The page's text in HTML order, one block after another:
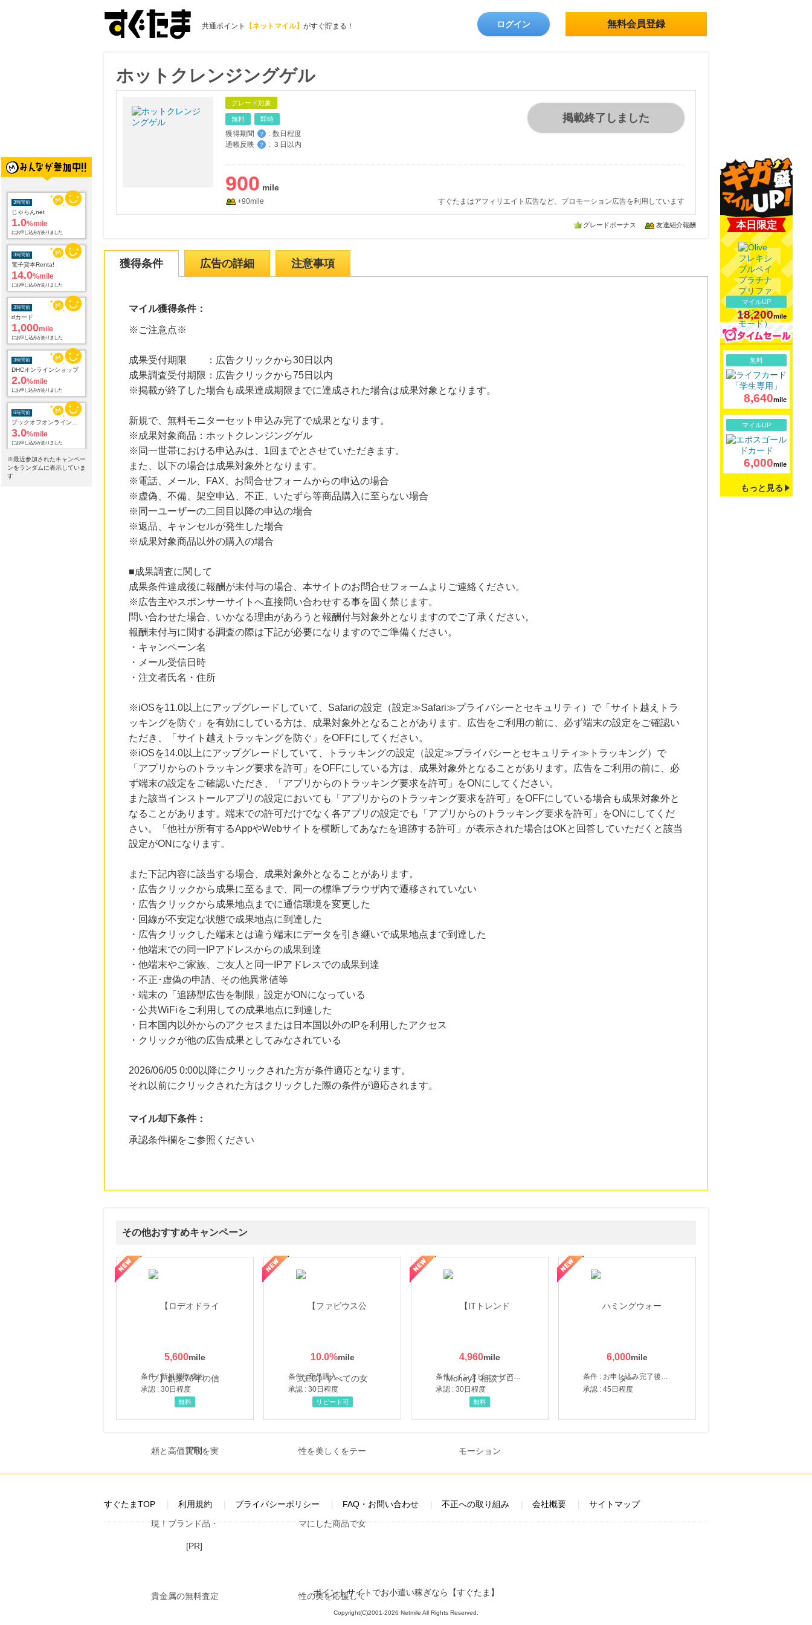
共通ポイント 【ネットマイル】 がすぐ貯まる！ ログイン 無料会員登録
3時間前
じゃらんnet
1.0%mile
にお申し込みがありました
3時間前
電子貸本Renta!
14.0%mile
にお申し込みがありました
3時間前
dカード
1,000mile
にお申し込みがありました
3時間前
DHCオンラインショップ
2.0%mile
にお申し込みがありました
6時間前
3.0%mile
にお申し込みがありました
13時間前
e87.com(千趣会イイハナ)
※最近参加されたキャンペー
ンをランダムに表示していま
す
ホットクレンジングゲル
グレード対象
無料 即時
獲得期間 ？ : 数日程度
通帳反映
？ : ３日以内
掲載終了しました
900
+90mile すぐたまはアフィリエイト広告など、プロモーション広告を利用しています
グレードボーナス 友達紹介報酬
獲得条件 広告の詳細 注意事項
マイル獲得条件：
※ご注意点※
成果受付期限 ：広告クリックから30日以内
成果調査受付期限：広告クリックから75日以内
※掲載が終了した場合も成果達成期限までに達成された場合は成果対象となります。
新規で、無料モニターセット申込み完了で成果となります。
※成果対象商品：ホットクレンジングゲル
※同一世帯における申込みは、1回までとさせていただきます。
また、以下の場合は成果対象外となります。
※電話、メール、FAX、お問合せフォームからの申込の場合
※虚偽、不備、架空申込、不正、いたずら等商品購入に至らない場合
※同一ユーザーの二回目以降の申込の場合
※返品、キャンセルが発生した場合
※成果対象商品以外の購入の場合
■成果調査に関して
成果条件達成後に報酬が未付与の場合、本サイトのお問合せフォームよりご連絡ください。
※広告主やスポンサーサイトへ直接問い合わせする事を固く禁じます。
問い合わせた場合、いかなる理由があろうと報酬付与対象外となりますのでご了承ください。
報酬未付与に関する調査の際は下記が必要になりますのでご準備ください。
・キャンペーン名
・メール受信日時
・注文者氏名・住所
※iOSを11.0以上にアップグレードしていて、Safariの設定（設定≫Safari≫プライバシーとセキュリティ）で「サイト越えトラ
ッキングを防ぐ」を有効にしている方は、成果対象外となることがあります。広告をご利用の前に、必ず端末の設定をご確認い
ただき、「サイト越えトラッキングを防ぐ」をOFFにしてください。
※iOSを14.0以上にアップグレードしていて、トラッキングの設定（設定≫プライバシーとセキュリティ≫トラッキング）で
「アプリからのトラッキング要求を許可」をOFFにしている方は、成果対象外となることがあります。広告をご利用の前に、必
ず端末の設定をご確認いただき、「アプリからのトラッキング要求を許可」をONにしてください。
また該当インストールアプリの設定においても「アプリからのトラッキング要求を許可」をOFFにしている場合も成果対象外と
なることがあります。端末での許可だけでなく各アプリの設定でも「アプリからのトラッキング要求を許可」をONにしてくだ
さい。「他社が所有するAppやWebサイトを横断してあなたを追跡する許可」が表示された場合はOKと回答していただくと該当
設定がONになります。
また下記内容に該当する場合、成果対象外となることがあります。
・広告クリックから成果に至るまで、同一の標準ブラウザ内で遷移されていない
・広告クリックから成果地点までに通信環境を変更した
・回線が不安定な状態で成果地点に到達した
・広告クリックした端末とは違う端末にデータを引き継いで成果地点まで到達した
・他端末での同一IPアドレスからの成果到達
・他端末やご家族、ご友人と同一IPアドレスでの成果到達
・不正･虚偽の申請、その他異常値等
・端末の「追跡型広告を制限」設定がONになっている
・公共WiFiをご利用しての成果地点に到達した
・日本国内以外からのアクセスまたは日本国以外のIPを利用したアクセス
・クリックが他の広告成果としてみなされている
2026/06/05 0:00以降にクリックされた方が条件適応となります。
それ以前にクリックされた方はクリックした際の条件が適応されます。
マイル却下条件：
承認条件欄をご参照ください
その他おすすめキャンペーン
5,600
条件 : 新規買取成約
承認 : 30日程度
無料
10.0%
条件 : 商品購入
承認 : 30日程度
くをテーマにした商品で女性の美を応援しています
リピート可
4,960
条件 : インタビューヒアリング完了
承認 : 30日程度
【ITトレンドMoney】相談プロモーション
無料
6,000
条件 : お申し込み完了後、決済登録完了と1ヶ月以内のサーバー初回設置。
承認 : 45日程度
ハミングウォーター【販売代理店】
本日限定
マイルUP
18,200mile
無料
8,640mile
マイルUP
6,000mile
もっと見る
[PR]
すぐたまTOP 利用規約 プライバシーポリシー FAQ・お問い合わせ 不正への取り組み 会社概要 サイトマップ
[PR]
ポイントサイトでお小遣い稼ぎなら【すぐたま】
Copyright(C)2001-2026 Netmile All Rights Reserved.